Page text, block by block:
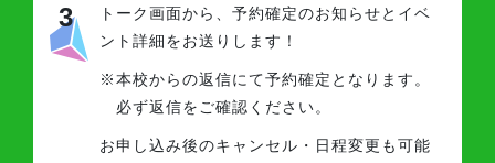
3 トーク画面から、予約確定のお知らせと イベ
ント詳細をお送りします！
※本校からの返信にて予約確定となります。
必ず返信をご確認ください。
お申し込み後のキャンセル・日程変更も可能